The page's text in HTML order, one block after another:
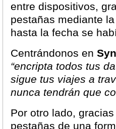
entre dispositivos,
pestañas mediante
hasta la fecha se
Centrándonos en
“encripta todos tus
sigue tus viajes a
nunca tendrán que
Por otro lado,
pestañas de una